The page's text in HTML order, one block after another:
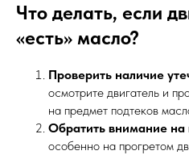
Что делать, если
«есть» масло?
Проверить наличие
осмотрите двигатель и
на предмет подтеков
Обратить внимание на
особенно на прогретом